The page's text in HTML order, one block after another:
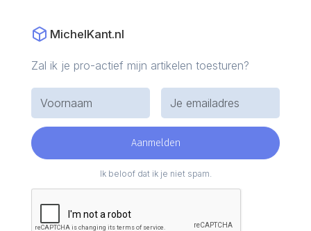
MichelKant.nl
Zal ik je pro-actief mijn artikelen toesturen?
Ik beloof dat ik je niet spam.